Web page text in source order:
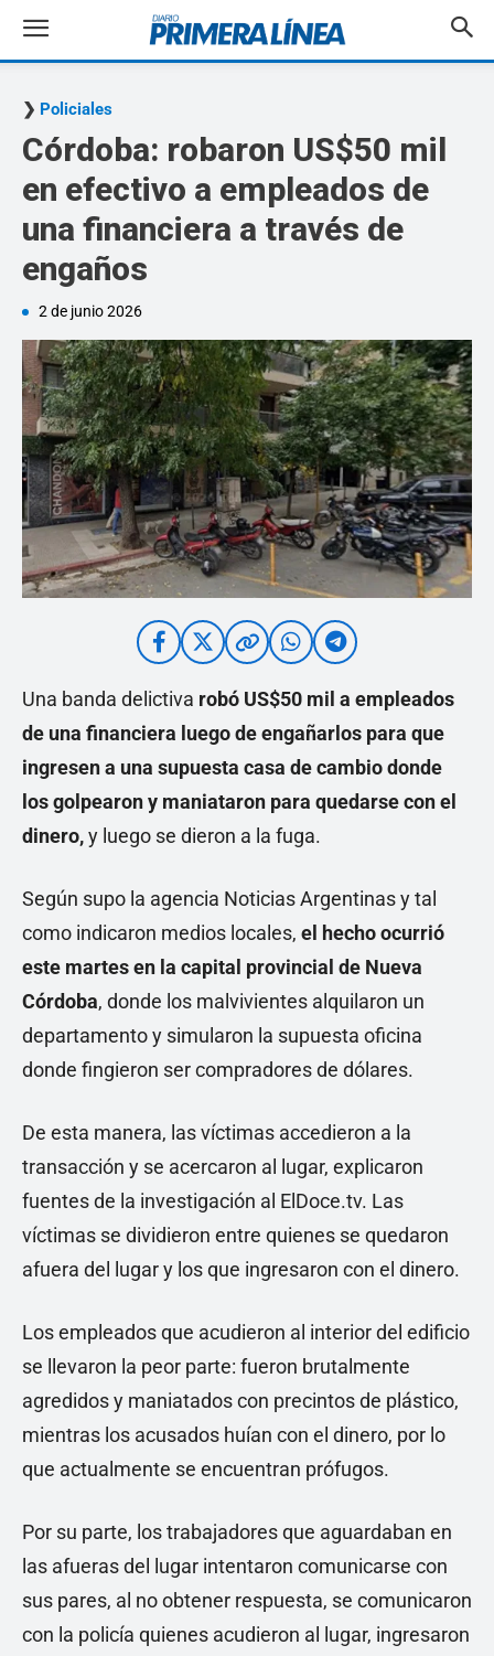
Policiales
Córdoba: robaron US$50 mil
en efectivo a empleados de
una financiera a través de
engaños
2 de junio 2026
Una banda delictiva robó US$50 mil a empleados
de una financiera luego de engañarlos para que
ingresen a una supuesta casa de cambio donde
los golpearon y maniataron para quedarse con el
dinero,y luego se dieron a la fuga.
Según supo la agencia Noticias Argentinas y tal
como indicaron medios locales, el hecho ocurrió
este martes en la capital provincial de Nueva
Córdoba, donde los malvivientes alquilaron un
departamento y simularon la supuesta oficina
donde fingieron ser compradores de dólares.
De esta manera, las víctimas accedieron a la
transacción y se acercaron al lugar, explicaron
fuentes de la investigación al ElDoce.tv. Las
víctimas se dividieron entre quienes se quedaron
afuera del lugar y los que ingresaron con el dinero.
Los empleados que acudieron al interior del edificio
se llevaron la peor parte: fueron brutalmente
agredidos y maniatados con precintos de plástico,
mientras los acusados huían con el dinero, por lo
que actualmente se encuentran prófugos.
Por su parte, los trabajadores que aguardaban en
las afueras del lugar intentaron comunicarse con
sus pares, al no obtener respuesta, se comunicaron
con la policía quienes acudieron al lugar, ingresaron